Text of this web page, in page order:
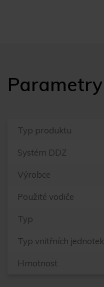
Parametry
Typ produktu
Systém DDZ
Výrobce
Použité vodiče
Typ
Typ vnitřních jednotek
Hmotnost